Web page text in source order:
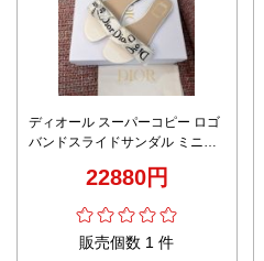
ディオール スーパーコピー ロゴ
バンドスライドサンダル ミニマ
22880円
販売個数 1 件